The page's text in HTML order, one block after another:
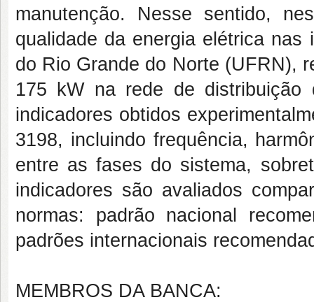
manutenção. Nesse sentido,
qualidade da energia elétrica
do Rio Grande do Norte (UFRN),
175 kW na rede de distribuição
indicadores obtidos
3198, incluindo frequência,
entre as fases do sistema,
indicadores são avaliados
normas: padrão nacional
padrões internacionais
MEMBROS DA BANCA: